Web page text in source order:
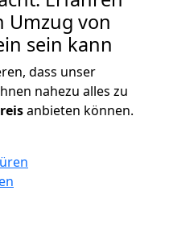
Umzug von
sein kann
dass unser
nahezu alles zu
anbieten können.